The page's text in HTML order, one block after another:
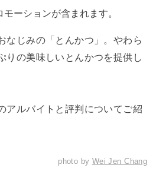
ーションが含まれます。
なじみの「とんかつ」。やわら
りの美味しいとんかつを提供し
アルバイトと評判についてご紹
photo by Wei Jen Chang